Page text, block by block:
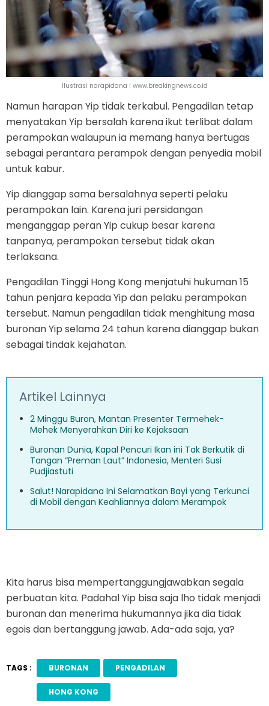
Ilustrasi narapidana | www.breakingnews.co.id
Namun harapan Yip tidak terkabul. Pengadilan tetap
menyatakan Yip bersalah karena ikut terlibat dalam
perampokan walaupun ia memang hanya bertugas
sebagai perantara perampok dengan penyedia mobil
untuk kabur.
Yip dianggap sama bersalahnya seperti pelaku
perampokan lain. Karena juri persidangan
menganggap peran Yip cukup besar karena
tanpanya, perampokan tersebut tidak akan
terlaksana.
Pengadilan Tinggi Hong Kong menjatuhi hukuman 15
tahun penjara kepada Yip dan pelaku perampokan
tersebut. Namun pengadilan tidak menghitung masa
buronan Yip selama 24 tahun karena dianggap bukan
sebagai tindak kejahatan.
Artikel Lainnya
2 Minggu Buron, Mantan Presenter Termehek-
Mehek Menyerahkan Diri ke Kejaksaan
Buronan Dunia, Kapal Pencuri Ikan ini Tak Berkutik di
Tangan “Preman Laut” Indonesia, Menteri Susi
Pudjiastuti
Salut! Narapidana Ini Selamatkan Bayi yang Terkunci
di Mobil dengan Keahliannya dalam Merampok
Kita harus bisa mempertanggungjawabkan segala
perbuatan kita. Padahal Yip bisa saja lho tidak menjadi
buronan dan menerima hukumannya jika dia tidak
egois dan bertanggung jawab. Ada-ada saja, ya?
TAGS : BURONAN PENGADILAN
HONG KONG